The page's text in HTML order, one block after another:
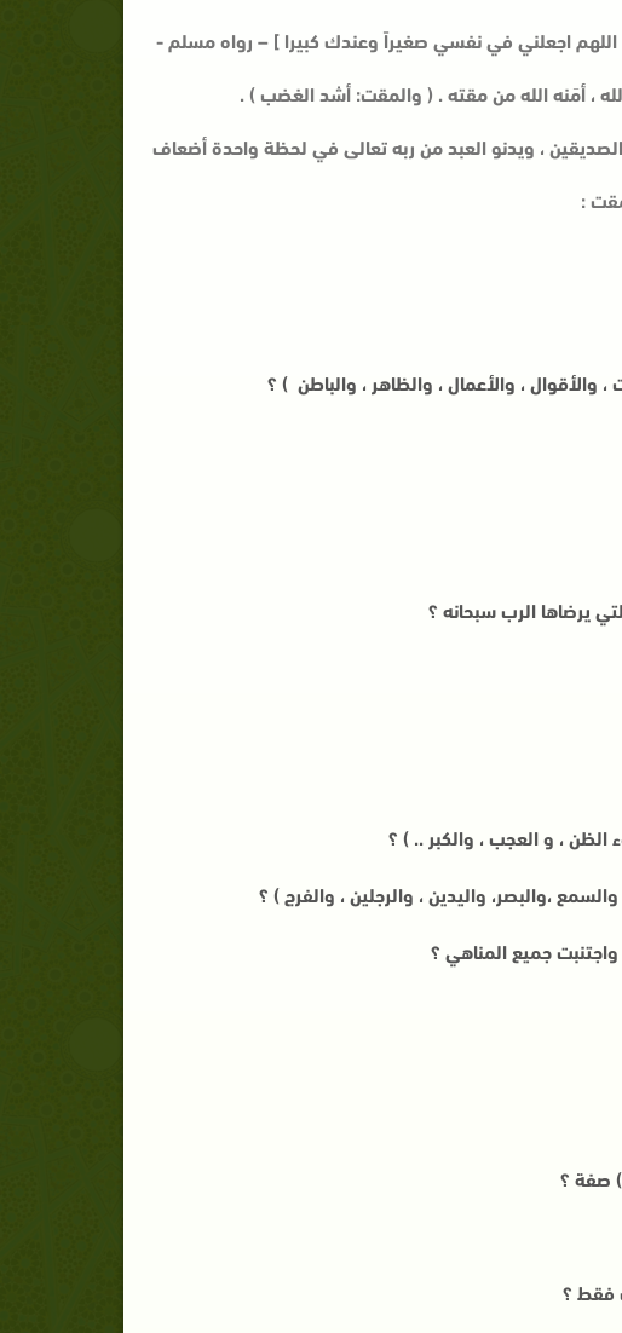
اللهم اجعلني في نفسي صغيراً وعندك كبيرا ] – رواه مسلم -
، أمَنه الله من مقته . ( والمقت: أشد الغضب ) .
، ويدنو العبد من ربه تعالى في لحظة واحدة أضعاف
:
، والأعمال ، والظاهر ، والباطن ) ؟
يرضاها الرب سبحانه ؟
، و العجب ، والكبر .. ) ؟
،والبصر، واليدين ، والرجلين ، والفرج ) ؟
جميع المناهي ؟
فقط ؟